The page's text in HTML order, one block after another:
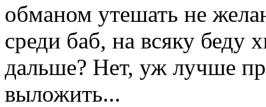
обманом утешать не
среди баб, на всяку беду
дальше? Нет, уж лучше
выложить...